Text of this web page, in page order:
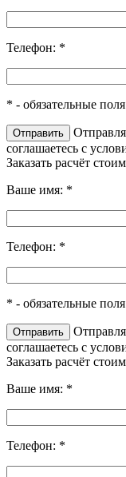
Телефон: *
* - обязательные поля
соглашаетесь с
Заказать расчёт
Ваше имя: *
Телефон: *
* - обязательные поля
соглашаетесь с
Заказать расчёт
Ваше имя: *
Телефон: *